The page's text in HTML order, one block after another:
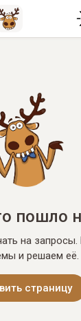
пошло
на
и решаем её.
страницу